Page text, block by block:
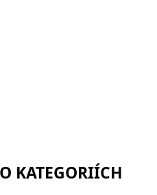
KATEGORIÍCH